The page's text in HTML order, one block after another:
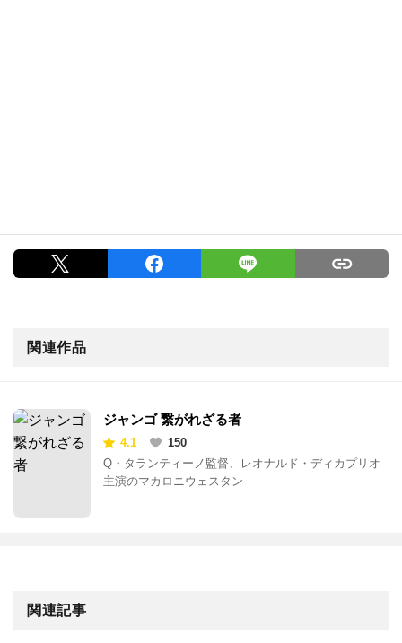
関連作品
ジャンゴ 繋がれざる者
4.1
150
Q・タランティーノ監督、レオナルド・ディカプリオ
主演のマカロニウェスタン
関連記事